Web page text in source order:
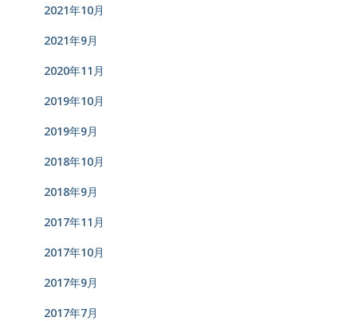
2021年10月
2021年9月
2020年11月
2019年10月
2019年9月
2018年10月
2018年9月
2017年11月
2017年10月
2017年9月
2017年7月